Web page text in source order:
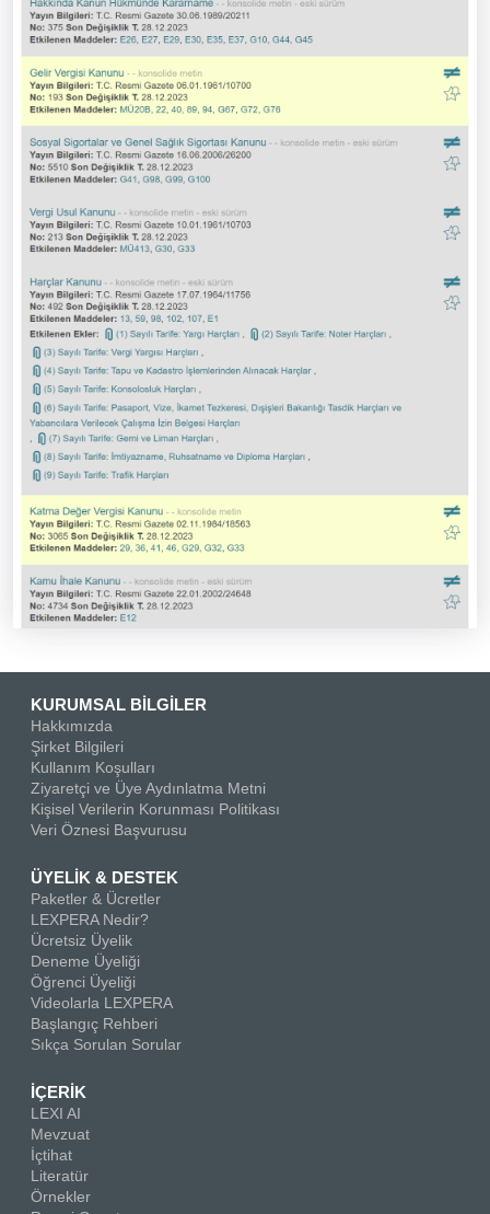
KURUMSAL BİLGİLER
Hakkımızda
Şirket Bilgileri
Kullanım Koşulları
Ziyaretçi ve Üye Aydınlatma Metni
Kişisel Verilerin Korunması Politikası
Veri Öznesi Başvurusu
ÜYELİK & DESTEK
Paketler & Ücretler
LEXPERA Nedir?
Ücretsiz Üyelik
Deneme Üyeliği
Öğrenci Üyeliği
Videolarla LEXPERA
Başlangıç Rehberi
Sıkça Sorulan Sorular
İÇERİK
LEXI AI
Mevzuat
İçtihat
Literatür
Örnekler